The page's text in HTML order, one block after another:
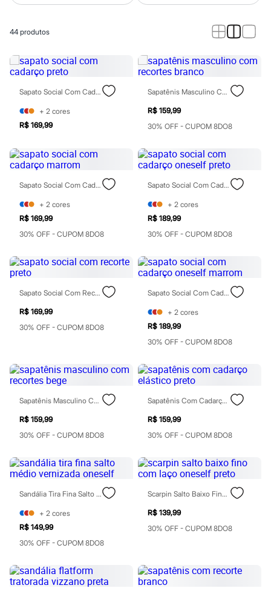
Calças
Jeans
Macacões
Saias
Shorts e Bermudas
Vestidos
Acessórios
Bolsas
Bonés e Chapéus
Cintos
Óculos
Calçados
Botas
Chinelos
Rasteirinhas
Sandálias
Tênis
Marcas
City
Mindset
Sawary
Yessica
Moda esportiva
Calçados
Leggings
Shorts e Bermudas
Tops
Moda íntima
Calcinhas
Cintas e Modeladores
Meias
Sutiãs e Tops
Moda praia
Biquínis
Maiôs
Personagens
Plus size
Calças
Jeans
Moda esportiva
44 produtos
Sapato Social Com Cadarço Preto
+ 2 cores
R$ 169,99
Sapatênis Masculino Com Recortes Branco
R$ 159,99
30% OFF - CUPOM 8DO8
Sapato Social Com Cadarço Marrom
+ 2 cores
R$ 169,99
30% OFF - CUPOM 8DO8
Sapato Social Com Cadarço Oneself Preto
+ 2 cores
R$ 189,99
30% OFF - CUPOM 8DO8
Sapato Social Com Recorte Preto
R$ 169,99
30% OFF - CUPOM 8DO8
Sapato Social Com Cadarço Oneself Marrom
+ 2 cores
R$ 189,99
30% OFF - CUPOM 8DO8
Sapatênis Masculino Com Recortes Bege
R$ 159,99
30% OFF - CUPOM 8DO8
Sapatênis Com Cadarço Elástico Preto
R$ 159,99
30% OFF - CUPOM 8DO8
Sandália Tira Fina Salto Médio Vernizada Oneself
+ 2 cores
R$ 149,99
30% OFF - CUPOM 8DO8
Scarpin Salto Baixo Fino Com Laço Oneself Preto
R$ 139,99
30% OFF - CUPOM 8DO8